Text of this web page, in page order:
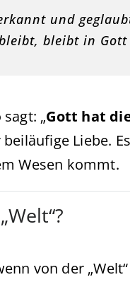
und
bleibt in
„Gott hat
Liebe.
Wesen kommt.
von der